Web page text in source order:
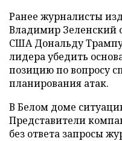
Ранее журналисты
Владимир Зеленский
США Дональду
лидера убедить
позицию по вопросу
планирования атак.
В Белом доме
Представители
без ответа запросы